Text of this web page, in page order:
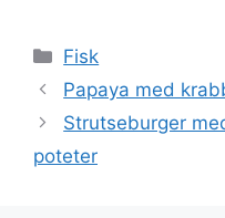
Kategorier
Fisk
Papaya med
Strutseburger
poteter